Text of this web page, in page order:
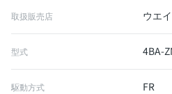
取扱販売店 ウエ
型式 4BA-
駆動方式 FR